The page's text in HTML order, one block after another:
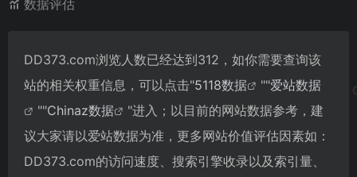
数据评估
DD373.com浏览人数已经达到312，如你需要查询该
站的相关权重信息，可以点击"5118数据 ""爱站数据
""Chinaz数据
"进入；以目前的网站数据参考，建
议大家请以爱站数据为准，更多网站价值评估因素如：
DD373.com的访问速度、搜索引擎收录以及索引量、